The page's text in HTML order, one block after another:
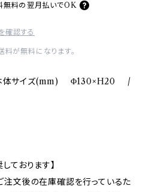
無料の 翌月払いでOK
確認する
が無料になります。
本体サイズ(mm) Φ130×H20 /
ております】
注文後の在庫確認を行っているた